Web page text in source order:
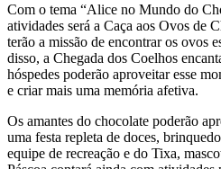
Com o tema “Alice no Mundo do
atividades será a Caça aos Ovos de
terão a missão de encontrar os ovos
disso, a Chegada dos Coelhos
hóspedes poderão aproveitar esse
e criar mais uma memória afetiva.
Os amantes do chocolate poderão
uma festa repleta de doces,
equipe de recreação e do Tixa,